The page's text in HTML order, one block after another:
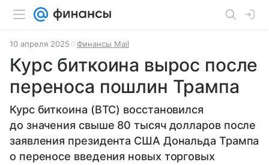
10 апреля 2025 Финансы Mail
Курс биткоина вырос после
переноса пошлин Трампа
Курс биткоина (BTC) восстановился
до значения свыше 80 тысяч долларов после
заявления президента США Дональда Трампа
о переносе введения новых торговых